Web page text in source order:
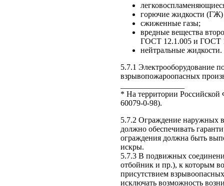
горючие жидкости
сжиженные газы;
вредные вещества
ГОСТ 12.1.005 и ГОСТ
нейтральные жидкости.
5.7.1 Электрооборудование
взрывопожароопасных
* На территории
60079-0-98).
5.7.2 Ограждение наружных
должно обеспечивать
ограждения должна быть
искры.
5.7.3 В подвижных
отбойник и пр.), к которым
присутствием
исключать возможность